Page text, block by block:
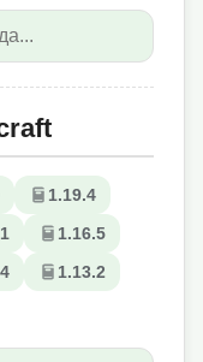
1.19.4
1.16.5
1.13.2